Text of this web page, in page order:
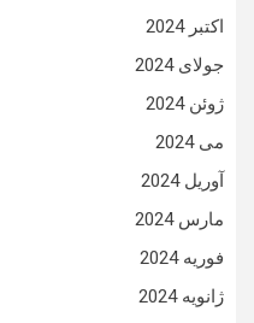
اکتبر 2024
جولای 2024
ژوئن 2024
می 2024
آوریل 2024
مارس 2024
فوریه 2024
ژانویه 2024